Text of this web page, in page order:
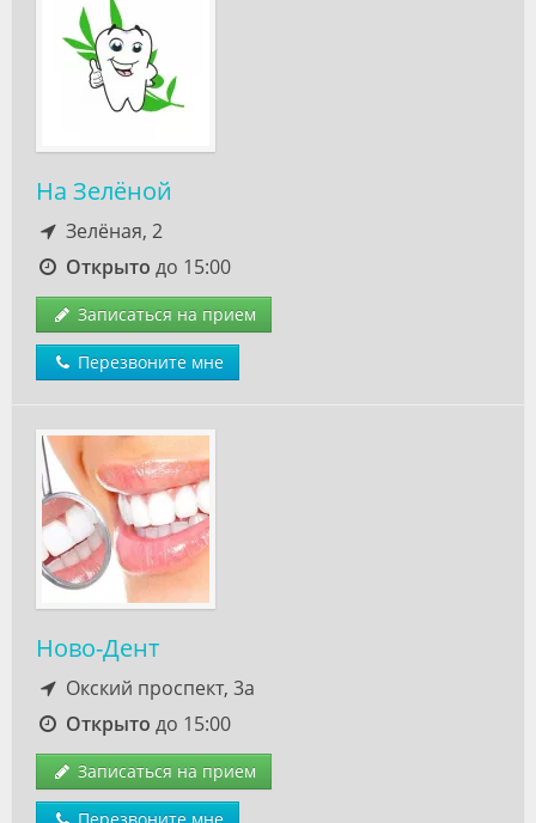
На Зелёной
Зелёная, 2
Открыто до 15:00
Записаться на прием
Перезвоните мне
Ново-Дент
Окский проспект, 3а
Открыто до 15:00
Записаться на прием